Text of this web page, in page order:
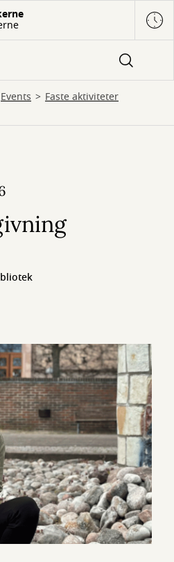
Events Faste aktiviteter